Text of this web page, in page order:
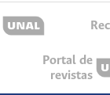
Portal de
revistas